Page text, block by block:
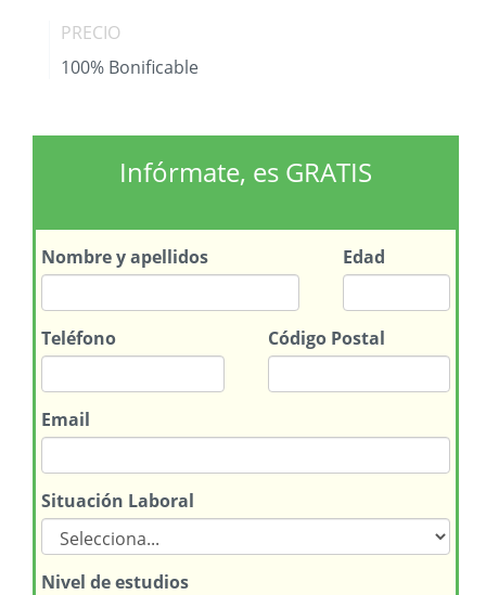
PRECIO
100% Bonificable
Infórmate, es GRATIS
Nombrey apellidos Edad
Teléfono Código Postal
Email
Situación Laboral
Nivel de estudios